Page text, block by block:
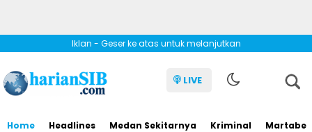
Iklan - Geser ke atas untuk melanjutkan
LIVE
Home Headlines Medan Sekitarnya Kriminal Martabe